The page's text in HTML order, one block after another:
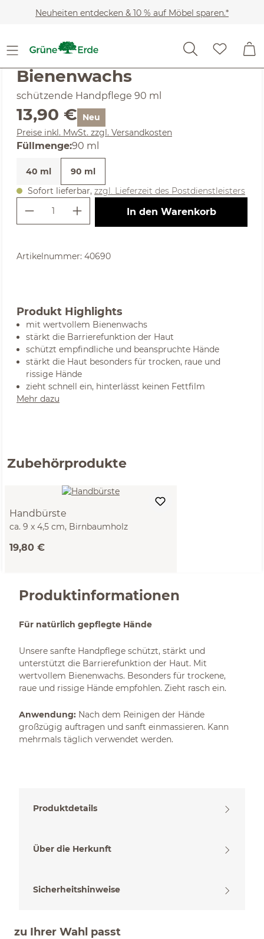
Zum Hauptinhalt springen
Neuheiten entdecken & 10 % auf Möbel sparen.*
Durchschnittliche Bewertung von 5 von 5 Sternen
(5) 2 Bewertungen
Bienenwachs
schützende Handpflege 90 ml
Regulärer Preis:
13,90 €
Neu
Preise inkl. MwSt. zzgl. Versandkosten
Füllmengeauswählen
:90 ml
40 ml
90 ml
Sofort lieferbar, zzgl. Lieferzeit des Postdienstleisters
Produkt Anzahl: Gib den
In den Warenkorb
Artikelnummer: 40690
Produkt Highlights
mit wertvollem Bienenwachs
stärkt die Barrierefunktion der Haut
schützt empfindliche und beanspruchte Hände
stärkt die Haut besonders für trocken, raue und
rissige Hände
zieht schnell ein, hinterlässt keinen Fettfilm
Mehr dazu
Zubehörprodukte
Handbürste
ca. 9 x 4,5 cm, Birnbaumholz
19,80 €
Produktinformationen
Für natürlich gepflegte Hände
Unsere sanfte Handpflege schützt, stärkt und
unterstützt die Barrierefunktion der Haut. Mit
wertvollem Bienenwachs. Besonders für trockene,
raue und rissige Hände empfohlen. Zieht rasch ein.
Anwendung: Nach dem Reinigen der Hände
großzügig auftragen und sanft einmassieren. Kann
mehrmals täglich verwendet werden.
Produktdetails
Über die Herkunft
Sicherheitshinweise
zu Ihrer Wahl passt